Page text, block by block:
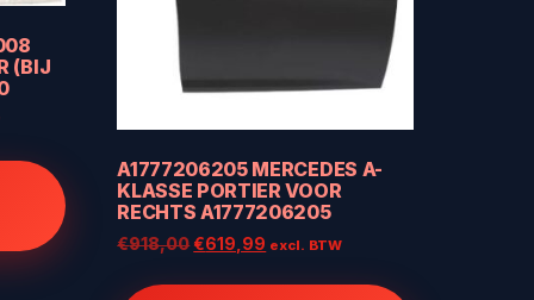
(BIJ
A1777206205 MERCEDES A-
KLASSE PORTIER VOOR
RECHTS A1777206205
€918,00Oorspronkelijke
€619,99 Huidige
excl. BTW